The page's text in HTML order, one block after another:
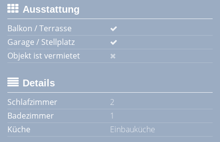
Ausstattung
Balkon / Terrasse
Garage / Stellplatz
Objekt ist vermietet
Details
Schlafzimmer
2
Badezimmer
1
Küche
Einbauküche